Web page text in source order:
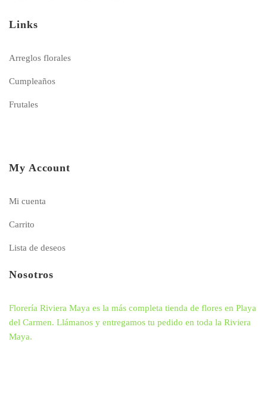
Links
Arreglos florales
Cumpleaños
Frutales
My Account
Mi cuenta
Carrito
Lista de deseos
Nosotros
Florería Riviera Maya es la más completa tienda de flores en Playa
del Carmen. Llámanos y entregamos tu pedido en toda la Riviera
Maya.